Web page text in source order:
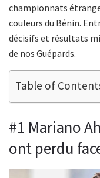
championnats
couleurs du Bénin.
décisifs et résultats
de nos Guépards.
Table of
#1 Mariano
ont perdu